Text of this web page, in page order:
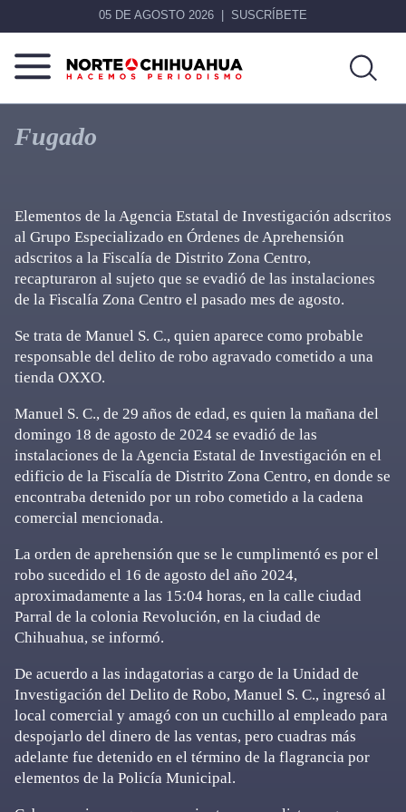
05 DE AGOSTO 2026 SUSCRÍBETE
Norte
De
Chihuahua
Más
que
noticias,
Fugado
Elementos de la Agencia Estatal de Investigación adscritos
al Grupo Especializado en Órdenes de Aprehensión
adscritos a la Fiscalía de Distrito Zona Centro,
recapturaron al sujeto que se evadió de las instalaciones
de la Fiscalía Zona Centro el pasado mes de agosto.
Se trata de Manuel S. C., quien aparece como probable
responsable del delito de robo agravado cometido a una
tienda OXXO.
Manuel S. C., de 29 años de edad, es quien la mañana del
domingo 18 de agosto de 2024 se evadió de las
instalaciones de la Agencia Estatal de Investigación en el
edificio de la Fiscalía de Distrito Zona Centro, en donde se
encontraba detenido por un robo cometido a la cadena
comercial mencionada.
La orden de aprehensión que se le cumplimentó es por el
robo sucedido el 16 de agosto del año 2024,
aproximadamente a las 15:04 horas, en la calle ciudad
Parral de la colonia Revolución, en la ciudad de
Chihuahua, se informó.
De acuerdo a las indagatorias a cargo de la Unidad de
Investigación del Delito de Robo, Manuel S. C., ingresó al
local comercial y amagó con un cuchillo al empleado para
despojarlo del dinero de las ventas, pero cuadras más
adelante fue detenido en el término de la flagrancia por
elementos de la Policía Municipal.